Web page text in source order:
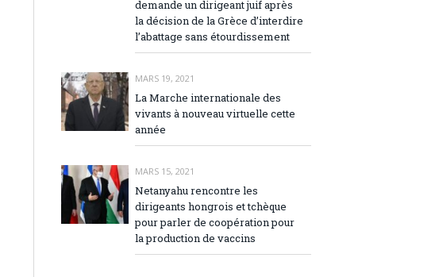
demande un dirigeant juif après
la décision de la Grèce d’interdire
l’abattage sans étourdissement
MARS 19, 2021
La Marche internationale des
vivants à nouveau virtuelle cette
année
MARS 15, 2021
Netanyahu rencontre les
dirigeants hongrois et tchèque
pour parler de coopération pour
la production de vaccins